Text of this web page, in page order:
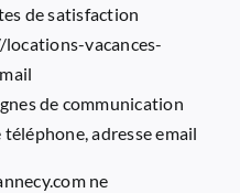
de satisfaction
vacances-
de communication
adresse email
ne